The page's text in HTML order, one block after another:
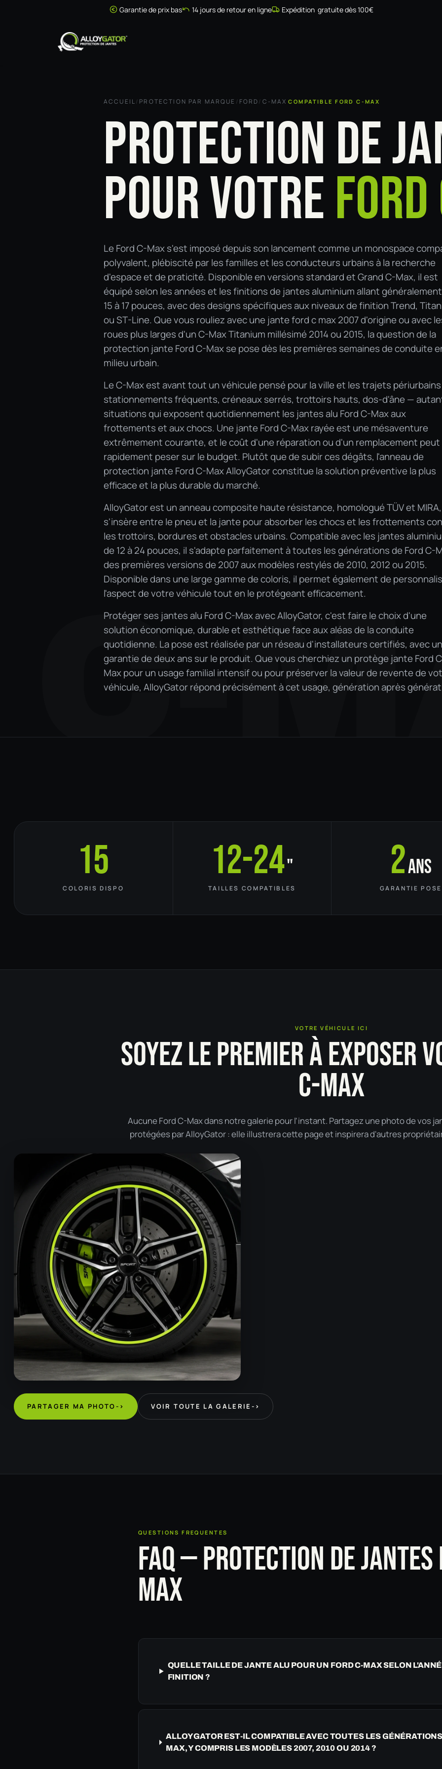
Garantie de prix bas 14 jours de retour en ligne Expédition gratuite dès 100€
ACCUEIL/ PROTECTION PAR MARQUE / FORD/ C-MAX COMPATIBLE FORD C-MAX
PROTECTION DE
POUR VOTRE
Le Ford C-Max s'est imposé depuis son lancement comme un monospace
polyvalent, plébiscité par les familles et les conducteurs urbains à la recherche
d'espace et de praticité. Disponible en versions standard et Grand C-Max, il est
équipé selon les années et les finitions de jantes aluminium allant
15 à 17 pouces, avec des designs spécifiques aux niveaux de finition Trend,
ou ST-Line. Que vous rouliez avec une jante ford c max 2007 d'origine ou avec
roues plus larges d'un C-Max Titanium millésimé 2014 ou 2015, la question de la
protection jante Ford C-Max se pose dès les premières semaines de conduite
milieu urbain.
Le C-Max est avant tout un véhicule pensé pour la ville et les trajets périurbains
stationnements fréquents, créneaux serrés, trottoirs hauts, dos-d'âne —
situations qui exposent quotidiennement les jantes alu Ford C-Max aux
frottements et aux chocs. Une jante Ford C-Max rayée est une mésaventure
extrêmement courante, et le coût d'une réparation ou d'un remplacement peut
rapidement peser sur le budget. Plutôt que de subir ces dégâts, l'anneau de
protection jante Ford C-Max AlloyGator constitue la solution préventive la plus
efficace et la plus durable du marché.
AlloyGator est un anneau composite haute résistance, homologué TÜV et
s'insère entre le pneu et la jante pour absorber les chocs et les frottements
les trottoirs, bordures et obstacles urbains. Compatible avec les jantes
de 12 à 24 pouces, il s'adapte parfaitement à toutes les générations de Ford C-
des premières versions de 2007 aux modèles restylés de 2010, 2012 ou 2015.
Disponible dans une large gamme de coloris, il permet également de
l'aspect de votre véhicule tout en le protégeant efficacement.
Protéger ses jantes alu Ford C-Max avec AlloyGator, c'est faire le choix d'une
solution économique, durable et esthétique face aux aléas de la conduite
quotidienne. La pose est réalisée par un réseau d'installateurs certifiés, avec
garantie de deux ans sur le produit. Que vous cherchiez un protège jante Ford
Max pour un usage familial intensif ou pour préserver la valeur de revente de
véhicule, AlloyGator répond précisément à cet usage, génération après
C-
15
COLORIS DISPO
12-24"
TAILLES COMPATIBLES
2ans
GARANTIE POSE
VOTRE VÉHICULE ICI
SOYEZ LE PREMIER À EXPOSER
C-MAX
Aucune Ford C-Max dans notre galerie pour l'instant. Partagez une photo de vos
protégées par AlloyGator : elle illustrera cette page et inspirera d'autres
PARTAGER MA PHOTO-> VOIR TOUTE LA GALERIE ->
QUESTIONS FREQUENTES
FAQ — PROTECTION DE JANTES
MAX
QUELLE TAILLE DE JANTE ALU POUR UN FORD C-MAX SELON
FINITION ?
ALLOYGATOR EST-IL COMPATIBLE AVEC TOUTES LES
MAX, Y COMPRIS LES MODÈLES 2007, 2010 OU 2014 ?